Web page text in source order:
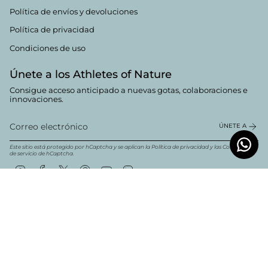
Política de envíos y devoluciones
Política de privacidad
Condiciones de uso
Únete a los Athletes of Nature
Consigue acceso anticipado a nuevas gotas, colaboraciones e
innovaciones.
ÚNETE A
Este sitio está protegido por hCaptcha y se aplican laPolítica de privacidady lasCondiciones
de serviciode hCaptcha.
InstagramFacebook
TwitterPinterestYouTubeLinkedin